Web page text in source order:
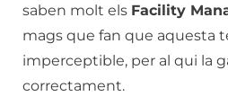
saben molt els Facility
mags que fan que aquesta
imperceptible, per al qui la
correctament.